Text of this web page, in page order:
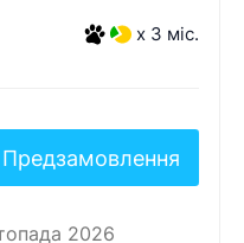
x 3 міс.
Предзамовлення
2026